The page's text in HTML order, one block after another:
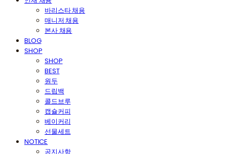
바리스타 채용
매니저 채용
본사 채용
BLOG
SHOP
SHOP
BEST
원두
드립백
콜드브루
캡슐커피
베이커리
선물세트
NOTICE
공지사항